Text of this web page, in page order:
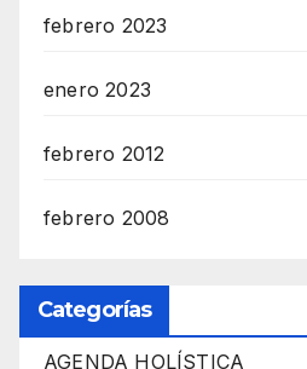
febrero 2023
enero 2023
febrero 2012
febrero 2008
Categorías
AGENDA HOLÍSTICA